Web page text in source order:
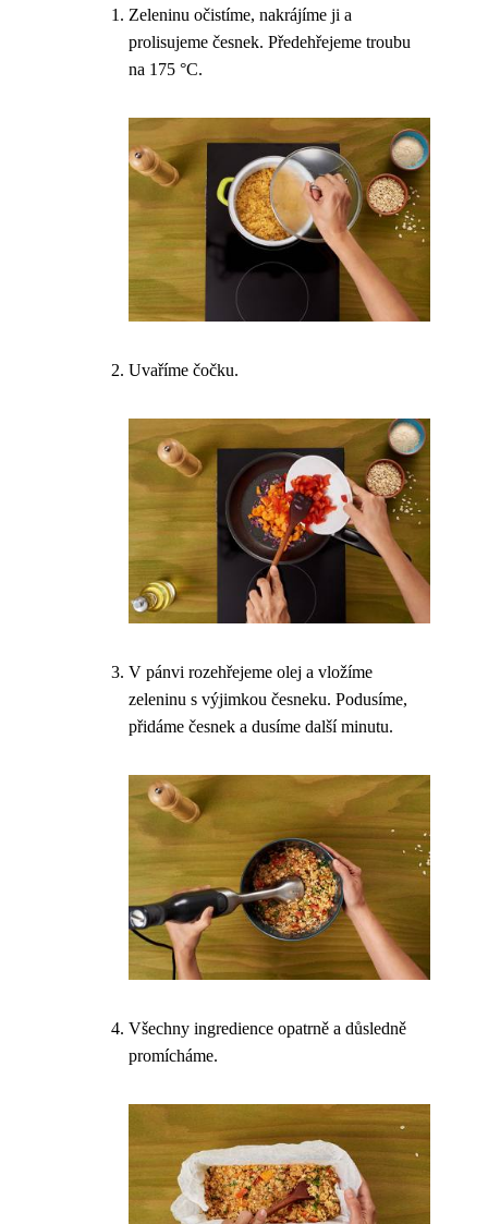
Zeleninu očistíme, nakrájíme ji a
prolisujeme česnek. Předehřejeme troubu
na 175 °C.
Uvaříme čočku.
V pánvi rozehřejeme olej a vložíme
zeleninu s výjimkou česneku. Podusíme,
přidáme česnek a dusíme další minutu.
Všechny ingredience opatrně a důsledně
promícháme.